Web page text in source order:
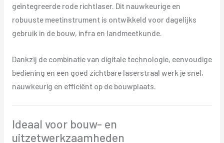
geïntegreerde rode richtlaser. Dit nauwkeurige en
robuuste meetinstrument is ontwikkeld voor dagelijks
gebruik in de bouw, infra en landmeetkunde.
Dankzij de combinatie van digitale technologie, eenvoudige
bediening en een goed zichtbare laserstraal werk je snel,
nauwkeurig en efficiënt op de bouwplaats.
Ideaal voor bouw- en
uitzetwerkzaamheden